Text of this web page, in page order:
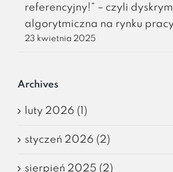
referencyjny!” – czyli
algorytmiczna na rynku pracy
23 kwietnia 2025
Archives
luty 2026 (1)
styczeń 2026 (2)
sierpień 2025 (2)